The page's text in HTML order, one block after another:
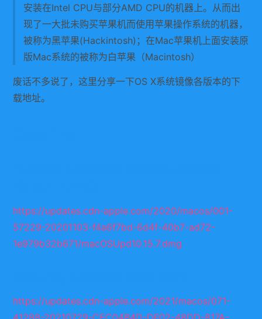
安装在Intel CPU与部分AMD CPU的机器上。从而出
现了一大批未购买苹果机而使用苹果操作系统的机器，
被称为黑苹果(Hackintosh)；在Mac苹果机上面安装原
版Mac系统的被称为白苹果（Macintosh）
废话不多说了，这里分享一下OS X系统镜像各版本的下
载地址。
https://updates.cdn-apple.com/2020/macos/001-
57229-20201103-f4a6f7bd-6d4f-40b7-ad72-
1e979b32b671/macOSUpd10.15.7.dmg
https://updates.cdn-apple.com/2021/macos/071-